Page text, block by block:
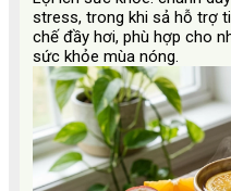
stress, trong khi sả hỗ trợ
chế đầy hơi, phù hợp cho
sức khỏe mùa nóng.